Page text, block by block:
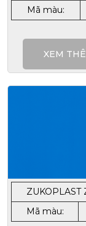
Mã màu:
XEM
ZUKOPLAST
Mã màu: